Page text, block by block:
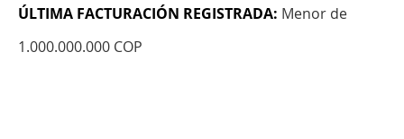
ÚLTIMA FACTURACIÓN REGISTRADA: Menor de
1.000.000.000 COP